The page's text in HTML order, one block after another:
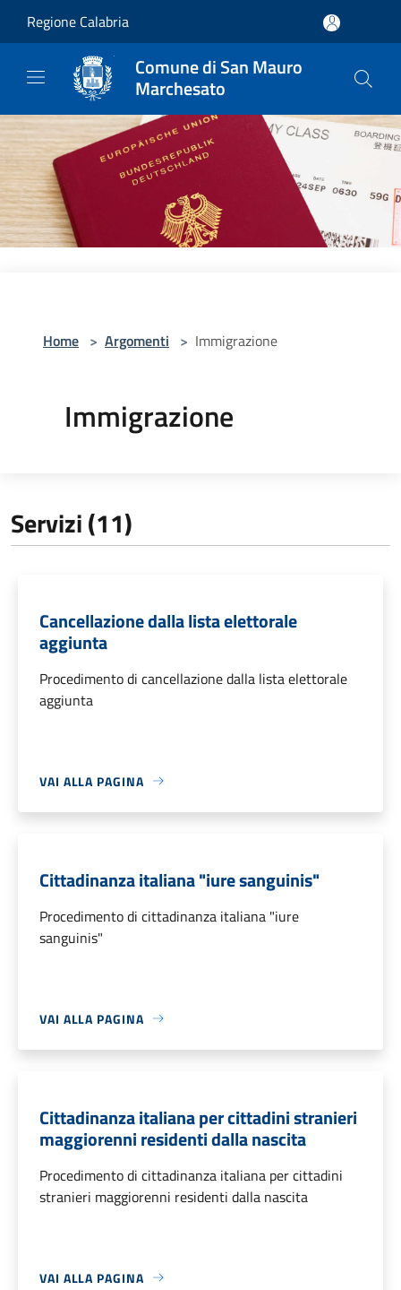
Regione Calabria
Comune di San Mauro
Marchesato
Home > Argomenti > Immigrazione
Immigrazione
Servizi (11)
Cancellazione dalla lista elettorale
aggiunta
Procedimento di cancellazione dalla lista elettorale
aggiunta
VAI ALLA PAGINA
Cittadinanza italiana "iure sanguinis"
Procedimento di cittadinanza italiana "iure
sanguinis"
VAI ALLA PAGINA
Cittadinanza italiana per cittadini stranieri
maggiorenni residenti dalla nascita
Procedimento di cittadinanza italiana per cittadini
stranieri maggiorenni residenti dalla nascita
VAI ALLA PAGINA